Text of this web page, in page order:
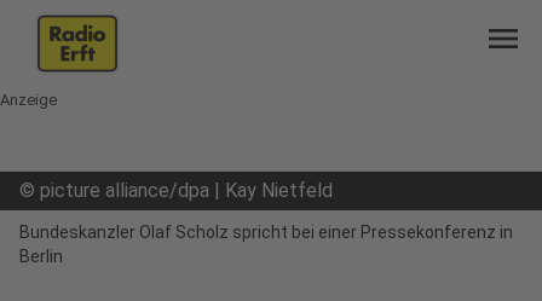
menu
Anzeige
© picture alliance/dpa | Kay Nietfeld
Bundeskanzler Olaf Scholz spricht bei einer Pressekonferenz in
Berlin